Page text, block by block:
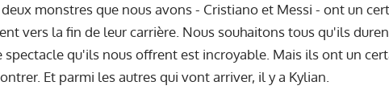
monstres que nous avons - Cristiano et Messi - ont un
vers la fin de leur carrière. Nous souhaitons tous qu'ils
qu'ils nous offrent est incroyable. Mais ils ont un
Et parmi les autres qui vont arriver, il y a Kylian.